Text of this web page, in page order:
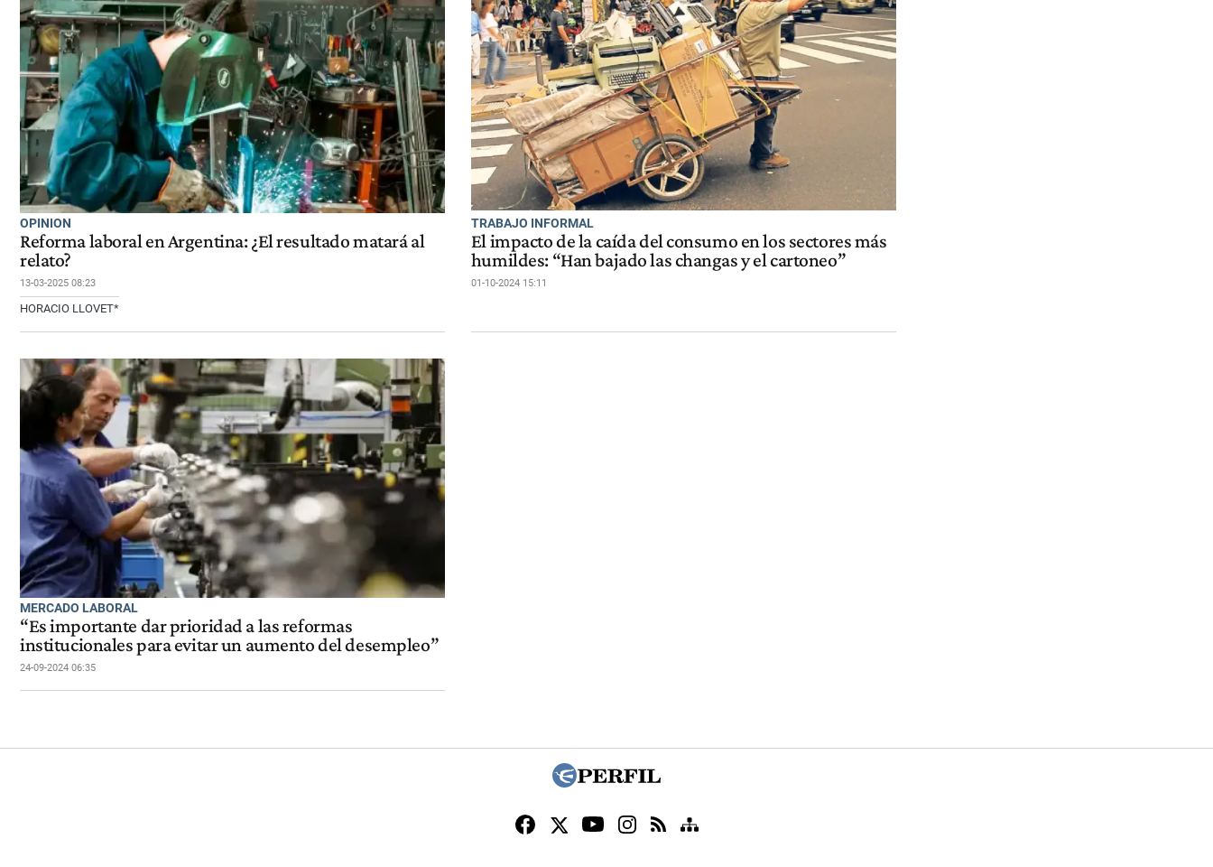
OPINION
Reforma laboral en Argentina: ¿El resultado matará al
relato?
13-03-2025 08:23
HORACIO LLOVET*
TRABAJO INFORMAL
El impacto de la caída del consumo en los sectores más
humildes: “Han bajado las changas y el cartoneo”
01-10-2024 15:11
MERCADO LABORAL
“Es importante dar prioridad a las reformas
institucionales para evitar un aumento del desempleo”
24-09-2024 06:35